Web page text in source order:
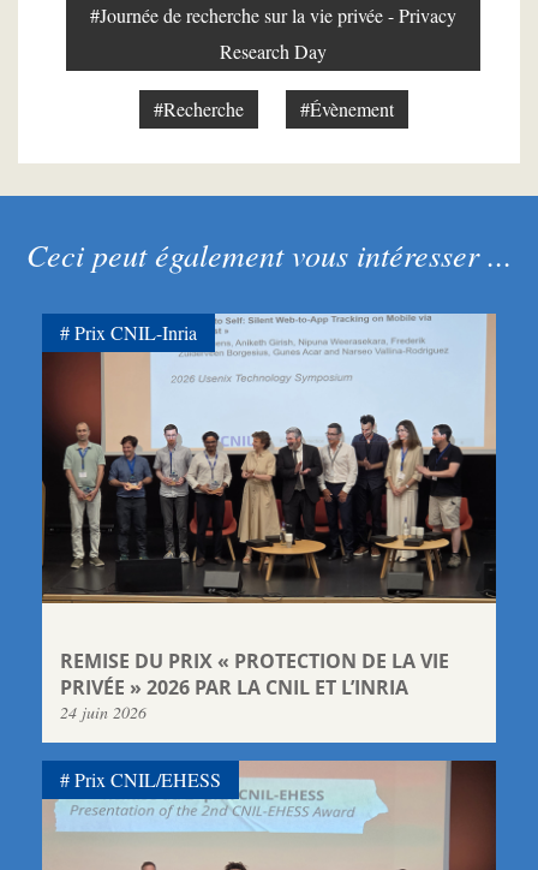
#Journée de recherche sur la vie privée - Privacy
Research Day
#Recherche #Évènement
Ceci peut également vous intéresser ...
REMISE DU PRIX « PROTECTION DE LA VIE
PRIVÉE » 2026 PAR LA CNIL ET L’INRIA
24 juin 2026
Prix CNIL-Inria
Prix CNIL/EHESS